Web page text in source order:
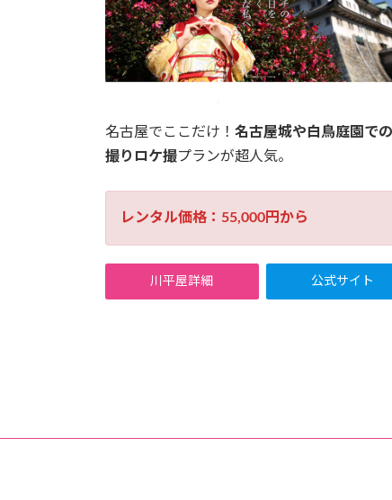
名古屋でここだけ！ 名古屋城や白鳥庭園で
撮りロケ撮プランが超人気。
レンタル価格：55,000円から
川平屋詳細 公式サイト